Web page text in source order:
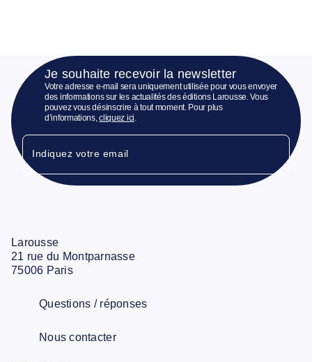
Je souhaite recevoir la newsletter
Votre adresse e-mail sera uniquement utilisée pour vous envoyer
des informations sur les actualités des éditions Larousse. Vous
pouvez vous désinscrire à tout moment. Pour plus
d’informations,cliquez ici.
Indiquez votre email
Larousse
21 rue du Montparnasse
75006 Paris
Questions / réponses
Nous contacter